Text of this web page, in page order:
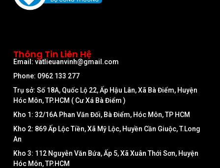
Thông Tin Liên Hệ
Email: vatlieuanvinh@gmail.com
Phone: 0962 133 277
Trụ sở: Số 18A, Quốc Lộ 22, Ấp Hậu Lân, Xã Bà Điểm, Huyện
Hóc Môn, TP.HCM ( Cư Xá Bà Điểm )
Kho 1: 32/16A Phan Văn Đối, Bà Điểm, Hóc Môn, TP HCM
Kho 2: 869 Ấp Lộc Tiền, Xã Mỹ Lộc, Huyền Cần Giuộc, T.Long
An
Kho 3: 112 Nguyễn Văn Bứa, Ấp 5, Xã Xuân Thới Sơn, Huyện
Hóc Môn, TP.HCM